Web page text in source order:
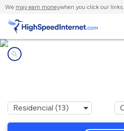
We may earn moneywhen you click our links.